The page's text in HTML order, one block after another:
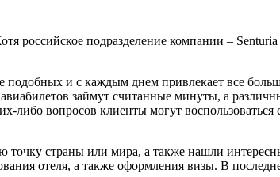
российское подразделение компании –
подобных и с каждым днем привлекает все
займут считанные минуты, а
либо вопросов клиенты могут
точку страны или мира, а также нашли
отеля, а также оформления визы. В